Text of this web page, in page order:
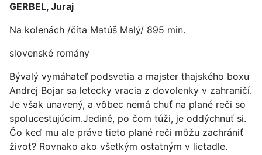
GERBEL, Juraj
Na kolenách /číta Matúš Malý/ 895 min.
slovenské romány
Bývalý vymáhateľ podsvetia a majster thajského boxu
Andrej Bojar sa letecky vracia z dovolenky v zahraničí.
Je však unavený, a vôbec nemá chuť na plané reči so
spolucestujúcim.Jediné, po čom túži, je oddýchnuť si.
Čo keď mu ale práve tieto plané reči môžu zachrániť
život? Rovnako ako všetkým ostatným v lietadle.